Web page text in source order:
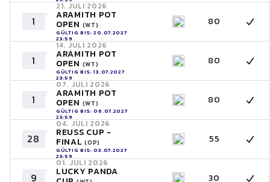
1
21. JULI 2026
ARAMITH POT
OPEN (WT)
GÜLTIG BIS: 20.07.2027
23:59
80
1
14. JULI 2026
ARAMITH POT
OPEN (WT)
GÜLTIG BIS: 13.07.2027
23:59
80
1
07. JULI 2026
ARAMITH POT
OPEN (WT)
GÜLTIG BIS: 06.07.2027
23:59
80
28
04. JULI 2026
REUSS CUP -
FINAL(OP)
GÜLTIG BIS: 03.07.2027
23:59
55
9
01. JULI 2026
LUCKY PANDA
30